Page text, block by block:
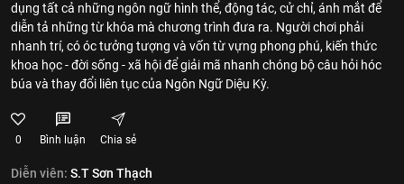
dụng tất cả những ngôn ngữ hình thể, động tác, cử chỉ, ánh mắt để
diễn tả những từ khóa mà chương trình đưa ra. Người chơi phải
nhanh trí, có óc tưởng tượng và vốn từ vựng phong phú, kiến thức
khoa học - đời sống - xã hội để giải mã nhanh chóng bộ câu hỏi hóc
búa và thay đổi liên tục của Ngôn Ngữ Diệu Kỳ.
0 Bình luận Chia sẻ
Diễn viên: S.T Sơn Thạch